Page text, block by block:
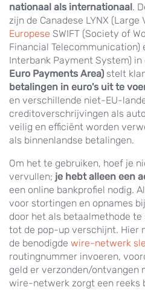
nationaal als internationaal.
zijn de Canadese LYNX (Large
Europese SWIFT (Society of
Financial Telecommunication)
Interbank Payment System) in
Euro Payments Area) stelt
betalingen in euro's uit te
en verschillende niet-EU-
creditoverschrijvingen als
veilig en efficiënt worden
als binnenlandse betalingen.
Om het te gebruiken, hoef je
vervullen; je hebt alleen een
een online bankprofiel nodig.
voor stortingen en opnames
door het als betaalmethode
tot de pop-up verschijnt. Hier
de benodigde wire-netwerk
routingnummer invoeren,
geld er verzonden/ontvangen
wire-netwerk zorgt een reeks